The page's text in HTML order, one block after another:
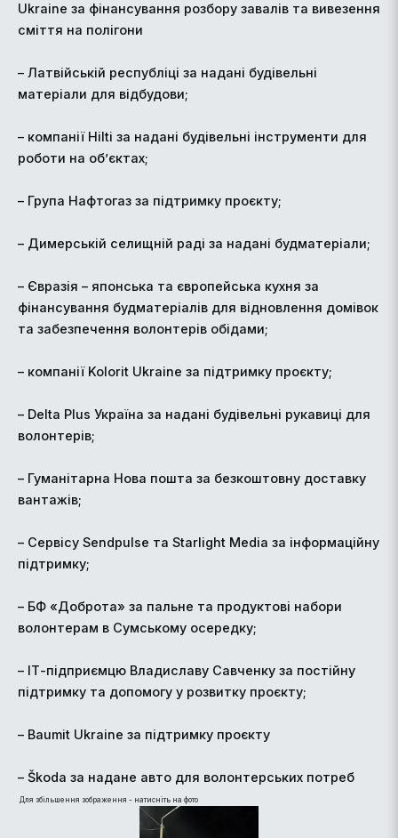
Ukraine за фінансування розбору завалів та вивезення
сміття на полігони
– Латвійській республіці за надані будівельні
матеріали для відбудови;
– компанії Hilti за надані будівельні інструменти для
роботи на об’єктах;
– Група Нафтогаз за підтримку проєкту;
– Димерській селищній раді за надані будматеріали;
– Євразія – японська та європейська кухня за
фінансування будматеріалів для відновлення домівок
та забезпечення волонтерів обідами;
– компанії Kolorit Ukraine за підтримку проєкту;
– Delta Plus Україна за надані будівельні рукавиці для
волонтерів;
– Гуманітарна Нова пошта за безкоштовну доставку
вантажів;
– Сервісу Sendpulse та Starlight Media за інформаційну
підтримку;
– БФ «Доброта» за пальне та продуктові набори
волонтерам в Сумському осередку;
– ІТ-підприємцю Владиславу Савченку за постійну
підтримку та допомогу у розвитку проєкту;
– Baumit Ukraine за підтримку проєкту
– Škoda за надане авто для волонтерських потреб
Для збільшення зображення - натисніть на фото